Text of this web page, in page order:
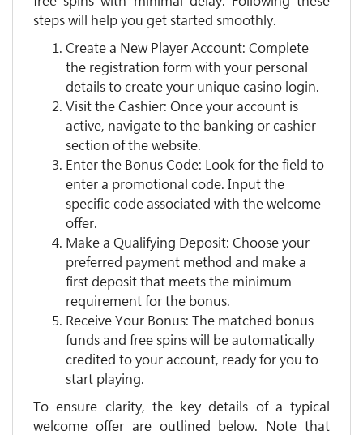
steps will help you get started smoothly.
Create a New Player Account: Complete
the registration form with your personal
details to create your unique casino login.
Visit the Cashier: Once your account is
active, navigate to the banking or cashier
section of the website.
Enter the Bonus Code: Look for the field to
enter a promotional code. Input the
specific code associated with the welcome
offer.
Make a Qualifying Deposit: Choose your
preferred payment method and make a
first deposit that meets the minimum
requirement for the bonus.
Receive Your Bonus: The matched bonus
funds and free spins will be automatically
credited to your account, ready for you to
start playing.
To ensure clarity, the key details of a typical
welcome offer are outlined below. Note that